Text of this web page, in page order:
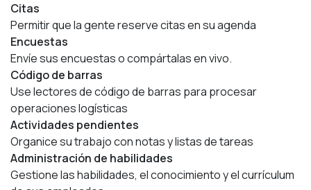
Citas
Permitir que la gente reserve citas en su agenda
Encuestas
Envíe sus encuestas o compártalas en vivo.
Código de barras
Use lectores de código de barras para procesar
operaciones logísticas
Actividades pendientes
Organice su trabajo con notas y listas de tareas
Administración de habilidades
Gestione las habilidades, el conocimiento y el currículum